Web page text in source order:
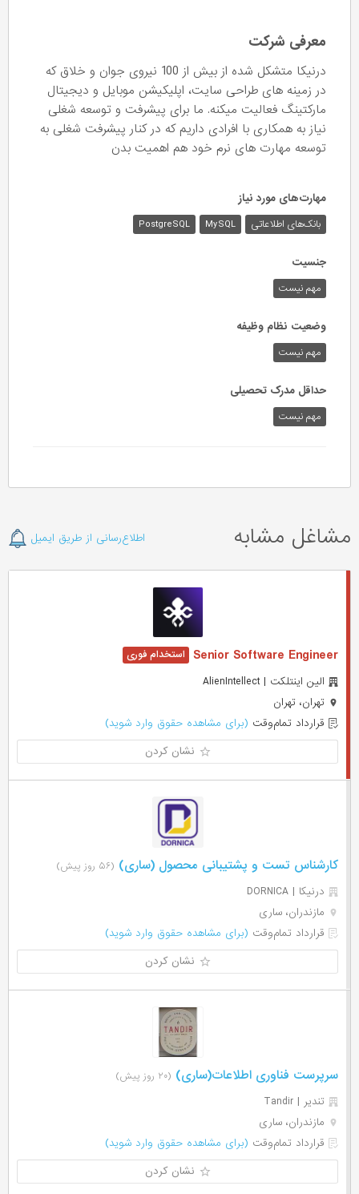
معرفی شرکت
درنیکا متشکل شده از بیش از 100 نیروی جوان و خلاق که
در زمینه های طراحی سایت، اپلیکیشن موبایل و دیجیتال
مارکتینگ فعالیت میکنه. ما برای پیشرفت و توسعه شغلی
نیاز به همکاری با افرادی داریم که در کنار پیشرفت شغلی به
توسعه مهارت های نرم خود هم اهمیت بدن
مهارت‌های مورد نیاز
بانک‌های اطلاعاتی MySQL
PostgreSQL
جنسیت
مهم نیست
وضعیت نظام وظیفه
مهم‌ نیست
حداقل مدرک تحصیلی
مهم نیست
مشاغل مشابه اطلاع‌رسانی از طریق ایمیل
Senior Software Engineer
الین اینتلکت | AlienIntellect
تهران، تهران
قرارداد تمام‌وقت (برای مشاهده حقوق وارد شوید)
نشان کردن
کارشناس تست و پشتیبانی محصول (ساری) (۵۶ روز پیش)
درنیکا | DORNICA
مازندران، ساری
قرارداد تمام‌وقت (برای مشاهده حقوق وارد شوید)
نشان کردن
سرپرست فناوری اطلاعات(ساری) (۲۰ روز پیش)
تندیر | Tandir
مازندران، ساری
قرارداد تمام‌وقت (برای مشاهده حقوق وارد شوید)
نشان کردن